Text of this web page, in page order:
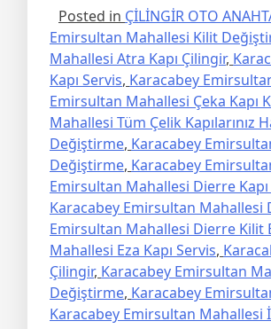
Posted in ÇİLİNGİR OTO
Emirsultan Mahallesi Kilit
Mahallesi Atra Kapı Çilingir,
Kapı Servis, Karacabey
Emirsultan Mahallesi Çeka Kapı
Mahallesi Tüm Çelik Kapılarınız
Değiştirme, Karacabey
Değiştirme, Karacabey
Emirsultan Mahallesi Dierre
Karacabey Emirsultan Mahallesi
Emirsultan Mahallesi Dierre Kilit
Mahallesi Eza Kapı Servis,
Çilingir, Karacabey Emirsultan
Değiştirme, Karacabey
Karacabey Emirsultan Mahallesi